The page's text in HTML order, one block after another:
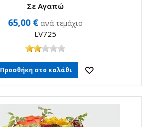
Σε Αγαπώ
65,00 € ανά τεμάχιο
LV725
Προσθήκη στο καλάθι